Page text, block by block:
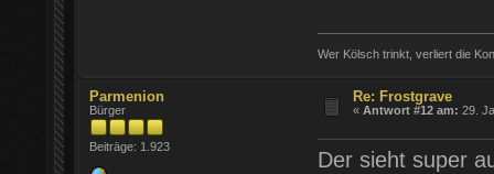
Wer Kölsch trinkt, verliert die
Parmenion
Bürger
Beiträge: 1.923
Re: Frostgrave
«Antwort #12 am: 29.
Der sieht super